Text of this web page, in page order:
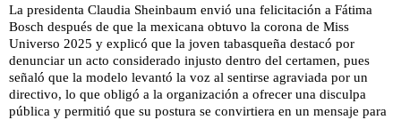
La presidenta Claudia Sheinbaum envió una felicitación a Fátima
Bosch después de que la mexicana obtuvo la corona de Miss
Universo 2025 y explicó que la joven tabasqueña destacó por
denunciar un acto considerado injusto dentro del certamen, pues
señaló que la modelo levantó la voz al sentirse agraviada por un
directivo, lo que obligó a la organización a ofrecer una disculpa
pública y permitió que su postura se convirtiera en un mensaje para